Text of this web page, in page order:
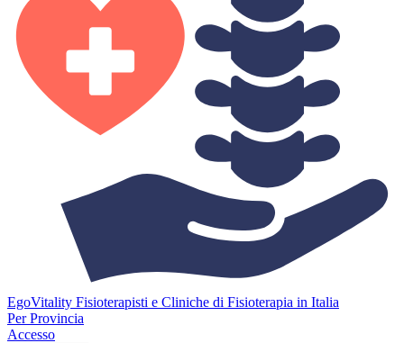
EgoVitality Fisioterapisti e Cliniche di Fisioterapia in Italia
Per Provincia
Accesso